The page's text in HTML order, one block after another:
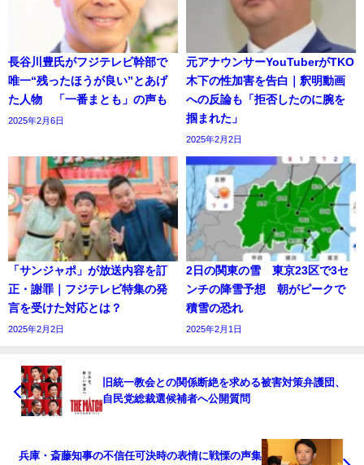
長谷川豊氏がフジテレビ幹部で
唯一“残ったほうが良い”とあげ
た人物 「一番まとも」の声も
2025年2月6日
元アナウンサーYouTuberがTKO
木下の性加害を告白｜釈明動画
への反論も「拒否したのに腕を
掴まれた」
2025年2月2日
「サンジャポ」が放送内容を訂
正・謝罪｜フジテレビ特集の発
言を受けた対応とは？
2025年2月2日
2日の関東の雪 東京23区で3セ
ンチの降雪予想 朝がピークで
積雪の恐れ
2025年2月1日
旧統一教会との関係断絶を求める被害対策弁護団、
自民党総裁選候補者へ公開質問
兵庫・斎藤知事の不信任可決時の表情に戦慄の声集